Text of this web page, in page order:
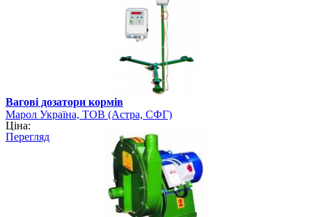
Вагові дозатори кормів
Марол Україна, ТОВ (Астра, СФГ)
Ціна:
Перегляд